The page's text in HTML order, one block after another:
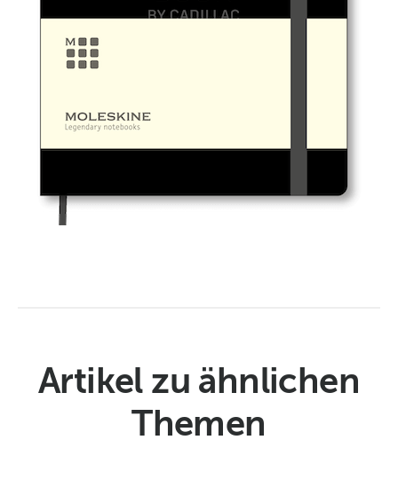
Artikel zu ähnlichen
Themen